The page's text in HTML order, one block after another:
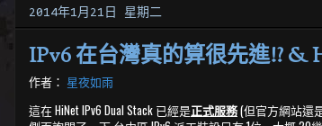
2014年1月21日 星期二
IPv6 在台灣真的算很先進!? &
作者： 星夜如雨
這在 HiNet IPv6 Dual Stack 已經是正式服務(但官方網站還